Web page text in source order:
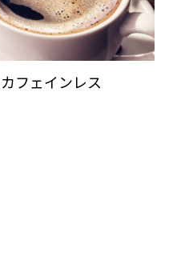
カフェインレス